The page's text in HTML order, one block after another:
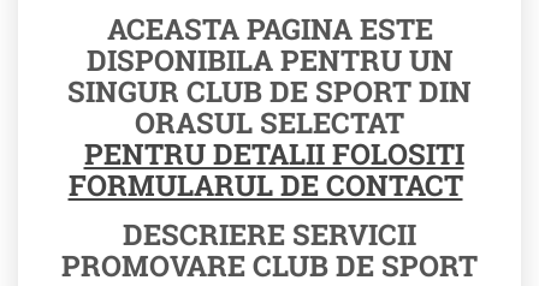
ACEASTA PAGINA ESTE
DISPONIBILA PENTRU UN
SINGUR CLUB DE SPORT DIN
ORASUL SELECTAT
PENTRU DETALII FOLOSITI
FORMULARUL DE CONTACT
DESCRIERE SERVICII
PROMOVARE CLUB DE SPORT